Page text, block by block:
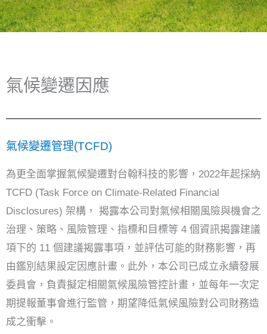
氣候變遷因應
氣候變遷管理(TCFD)
為更全面掌握氣候變遷對台翰科技的影響，2022年起採納
TCFD (Task Force on Climate-Related Financial
Disclosures) 架構， 揭露本公司對氣候相關風險與機會之
治理、策略、風險管理、指標和目標等 4 個資訊揭露建議
項下的 11 個建議揭露事項， 並評估可能的財務影響，再
由鑑別結果設定因應計畫。此外，本公司已成立永續發展
委員會，負責擬定相關氣候風險管控計畫，並每年一次定
期提報董事會進行監管，期望降低氣候風險對公司財務造
成之衝擊。